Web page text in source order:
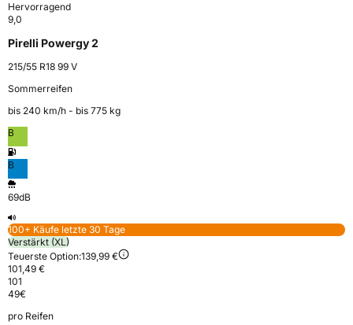
Hervorragend
9,0
Pirelli Powergy 2
215/55 R18 99 V
Sommerreifen
bis 240 km⁠/⁠h - bis 775 kg
B
B
69dB
100+ Käufe letzte 30 Tage
Verstärkt (XL)
Teuerste Option:139,99 €
101,49 €
101
49€
pro Reifen